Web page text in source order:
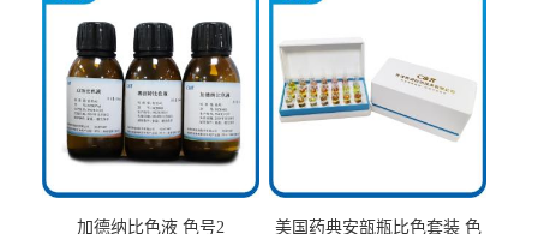
加德纳比色液 色号2
美国药典安瓿瓶比色套装 色